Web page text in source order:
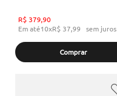
R$ 379,90
Em até10xR$ 37,99 sem juros
Comprar